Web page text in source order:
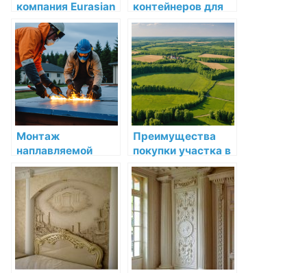
компания Eurasian
Bridge в Астане:
надежность и
эффективность на
первом месте
контейнеров для
экспорта:
практическое
руководство
Монтаж
наплавляемой
кровли в Москве и
области:
ключевые
аспекты и
преимущества
Преимущества
покупки участка в
Выборгском
районе
Ленинградской
области: полное
руководство